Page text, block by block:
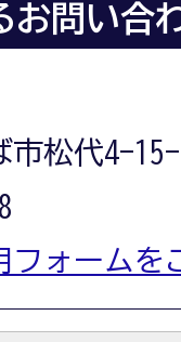
お問い合
市松代4-
フォームを